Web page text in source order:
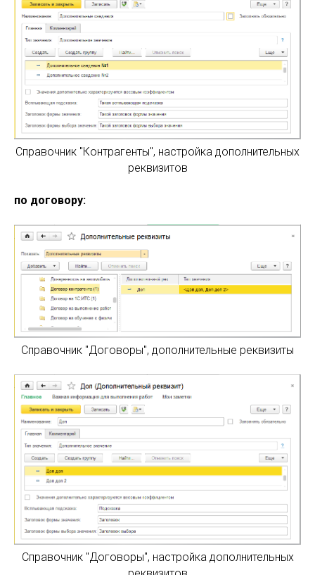
Справочник "Контрагенты", настройка дополнительных
реквизитов
по договору:
Справочник "Договоры", дополнительные реквизиты
Справочник "Договоры", настройка дополнительных